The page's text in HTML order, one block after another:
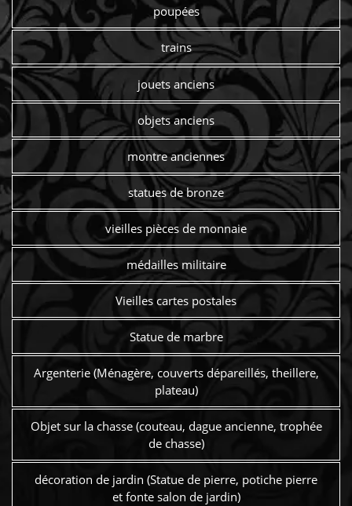
poupées
trains
jouets anciens
objets anciens
montre anciennes
statues de bronze
vieilles pièces de monnaie
médailles militaire
Vieilles cartes postales
Statue de marbre
Argenterie (Ménagère, couverts dépareillés, theillere,
plateau)
Objet sur la chasse (couteau, dague ancienne, trophée
de chasse)
décoration de jardin (Statue de pierre, potiche pierre
et fonte salon de jardin)